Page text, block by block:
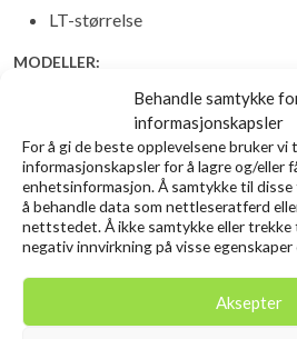
Behandle samtykke
informasjonskapsler
For å gi de beste opplevelsene bruker vi
informasjonskapsler for å lagre og/eller
enhetsinformasjon. Å samtykke til
å behandle data som nettleseratferd
nettstedet. Å ikke samtykke eller trekke
negativ innvirkning på visse
Aksepter
LT-størrelse
MODELLER:
Utveksling/Veiv BB
23
SALTIGA
4000-XH
6.2:1/98cm
23